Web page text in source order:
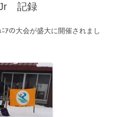
Jr 記録
ｱの大会が盛大に開催されまし